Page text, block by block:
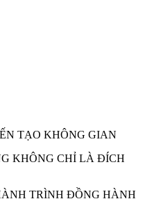
TẠO KHÔNG GIAN
KHÔNG CHỈ LÀ ĐÍCH
TRÌNH ĐỒNG HÀNH